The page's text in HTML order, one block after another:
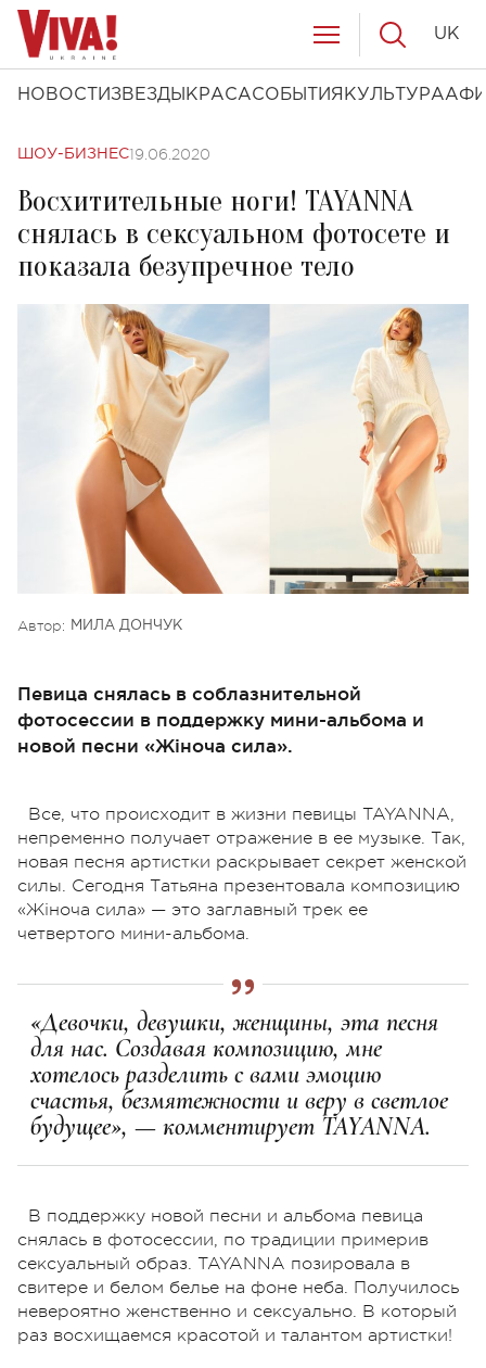
НОВОСТИ ЗВЕЗДЫ КРАСАСОБЫТИЯ КУЛЬТУРА
UK
ШОУ-БИЗНЕС19.06.2020
Восхитительные ноги! TAYANNA
снялась в сексуальном фотосете и
показала безупречное тело
Автор: МИЛА ДОНЧУК
Певица снялась в соблазнительной
фотосессии в поддержку мини-альбома и
новой песни «Жіноча сила».
Все, что происходит в жизни певицы TAYANNA,
непременно получает отражение в ее музыке. Так,
новая песня артистки раскрывает секрет женской
силы. Сегодня Татьяна презентовала композицию
«Жіноча сила» — это заглавный трек ее
четвертого мини-альбома.
«Девочки, девушки, женщины, эта песня
для нас. Создавая композицию, мне
хотелось разделить с вами эмоцию
счастья, безмятежности и веру в светлое
будущее», — комментирует TAYANNA.
В поддержку новой песни и альбома певица
снялась в фотосессии, по традиции примерив
сексуальный образ. TAYANNA позировала в
свитере и белом белье на фоне неба. Получилось
невероятно женственно и сексуально. В который
раз восхищаемся красотой и талантом артистки!